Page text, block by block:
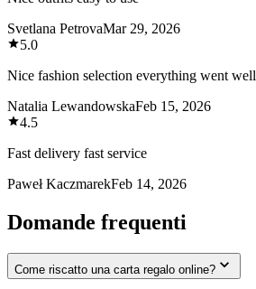
Svetlana PetrovaMar 29, 2026
5.0
Nice fashion selection everything went well
Natalia LewandowskaFeb 15, 2026
4.5
Fast delivery fast service
Paweł KaczmarekFeb 14, 2026
Domande frequenti
Come riscatto una carta regalo online?